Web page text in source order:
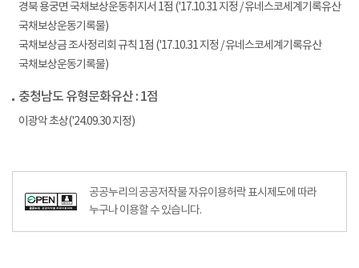
경북 용궁면 국채보상운동취지서 1점 ('17.10.31 지정 / 유네스코세계기록유산
국채보상운동기록물)
국채보상금 조사정리회 규칙 1점 ('17.10.31 지정 / 유네스코세계기록유산
국채보상운동기록물)
충청남도 유형문화유산 : 1점
이광악 초상('24.09.30 지정)
공공누리의 공공저작물 자유이용허락 표시제도에 따라
누구나 이용할 수 있습니다.